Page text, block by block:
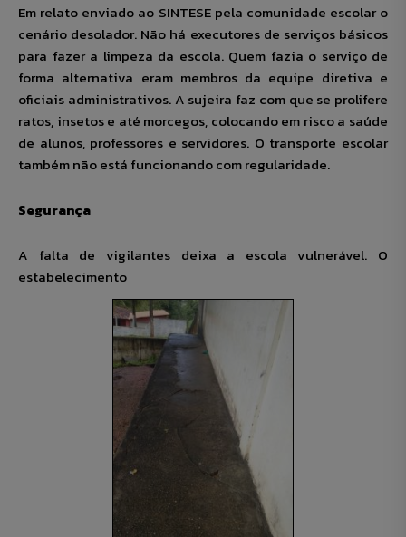
Em relato enviado ao SINTESE pela comunidade escolar o
cenário desolador. Não há executores de serviços básicos
para fazer a limpeza da escola. Quem fazia o serviço de
forma alternativa eram membros da equipe diretiva e
oficiais administrativos. A sujeira faz com que se prolifere
ratos, insetos e até morcegos, colocando em risco a saúde
de alunos, professores e servidores. O transporte escolar
também não está funcionando com regularidade.
Segurança
A falta de vigilantes deixa a escola vulnerável. O
estabelecimento